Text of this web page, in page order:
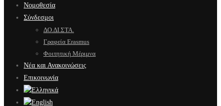
Νομοθεσία
Σύνδεσμοι
ΔΟ.ΔΙ.ΣΤΑ.
Γραφεία Erasmus
Φοιτητική Μέριμνα
Νέα και Ανακοινώσεις
Επικοινωνία